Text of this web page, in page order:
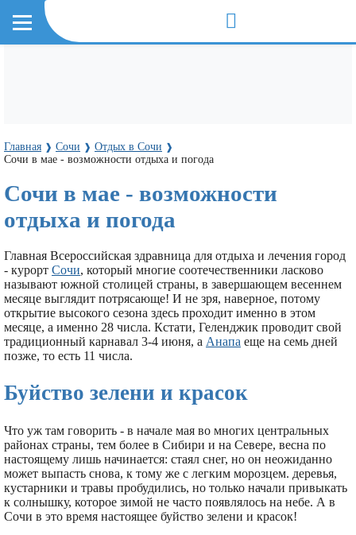
Главная ❱ Сочи ❱ Отдых в Сочи ❱
Сочи в мае - возможности отдыха и погода
Сочи в мае - возможности
отдыха и погода
Главная Всероссийская здравница для отдыха и лечения город
- курорт Сочи, который многие соотечественники ласково
называют южной столицей страны, в завершающем весеннем
месяце выглядит потрясающе! И не зря, наверное, потому
открытие высокого сезона здесь проходит именно в этом
месяце, а именно 28 числа. Кстати, Геленджик проводит свой
традиционный карнавал 3-4 июня, а Анапа еще на семь дней
позже, то есть 11 числа.
Буйство зелени и красок
Что уж там говорить - в начале мая во многих центральных
районах страны, тем более в Сибири и на Севере, весна по
настоящему лишь начинается: стаял снег, но он неожиданно
может выпасть снова, к тому же с легким морозцем. деревья,
кустарники и травы пробудились, но только начали привыкать
к солнышку, которое зимой не часто появлялось на небе. А в
Сочи в это время настоящее буйство зелени и красок!